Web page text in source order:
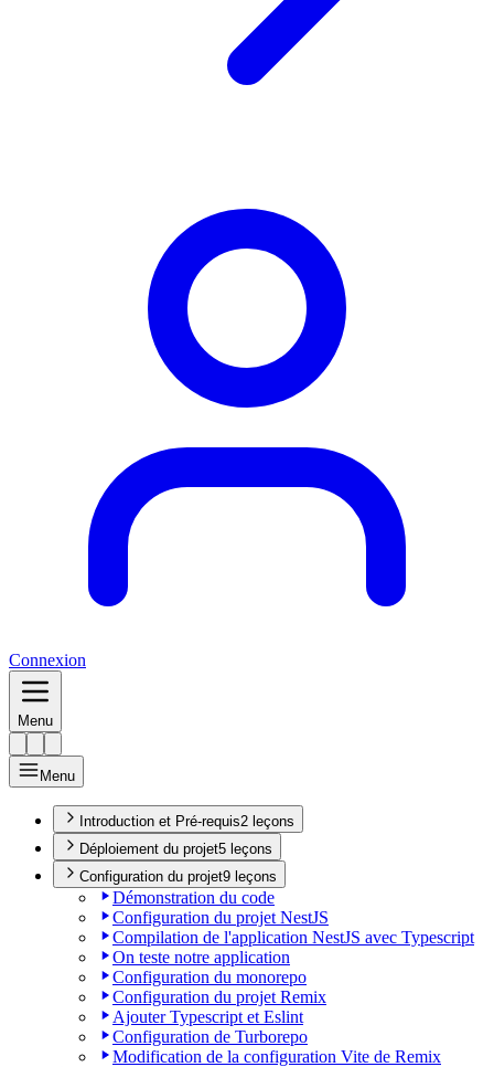
Connexion
Menu
Menu
Introduction et Pré-requis2 leçons
Déploiement du projet5 leçons
Configuration du projet9 leçons
Démonstration du code
Configuration du projet NestJS
Compilation de l'application NestJS avec Typescript
On teste notre application
Configuration du monorepo
Configuration du projet Remix
Ajouter Typescript et Eslint
Configuration de Turborepo
Modification de la configuration Vite de Remix